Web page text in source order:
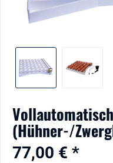
(Hühner-/
77,00 € *